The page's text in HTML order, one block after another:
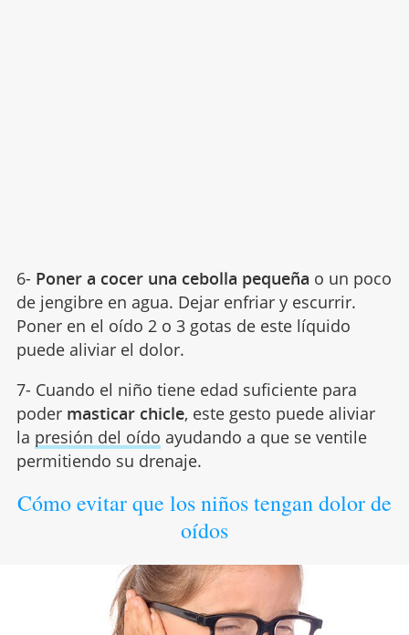
6- Poner a cocer una cebolla pequeña o un poco
de jengibre en agua. Dejar enfriar y escurrir.
Poner en el oído 2 o 3 gotas de este líquido
puede aliviar el dolor.
7- Cuando el niño tiene edad suficiente para
poder masticar chicle, este gesto puede aliviar
la presión del oído ayudando a que se ventile
permitiendo su drenaje.
Cómo evitar que los niños tengan dolor de
oídos